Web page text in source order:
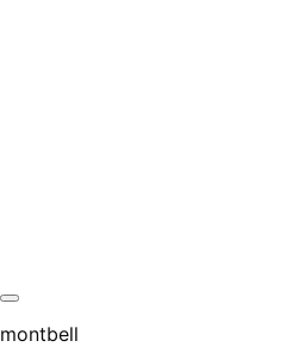
montbell